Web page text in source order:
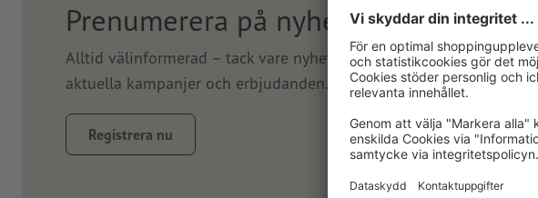
Prenumerera på nyhetsbrev och spara
Alltid välinformerad – tack vare nyhetsbrev. Vi kommer att hålla
aktuella kampanjer och erbjudanden. Prenumerera nu och säkra
Registrera nu